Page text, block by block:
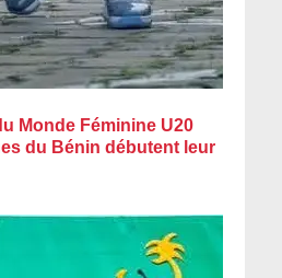
Monde Féminine U20
du Bénin débutent leur